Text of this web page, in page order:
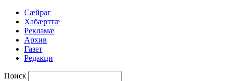
Сæйраг
Хабæрттæ
Рекламæ
Архив
Газет
Редакци
Поиск